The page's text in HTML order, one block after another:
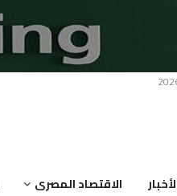
الاقتصاد المصرى